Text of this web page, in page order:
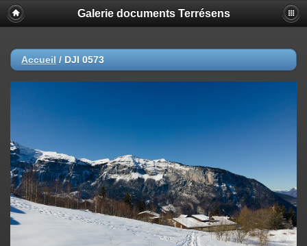
Galerie documents Terrésens
Accueil / DJI 0573